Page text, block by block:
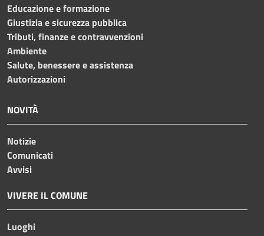
Educazione e formazione
Giustizia e sicurezza pubblica
Tributi, finanze e contravvenzioni
Ambiente
Salute, benessere e assistenza
Autorizzazioni
NOVITÀ
Notizie
Comunicati
Avvisi
VIVERE IL COMUNE
Luoghi